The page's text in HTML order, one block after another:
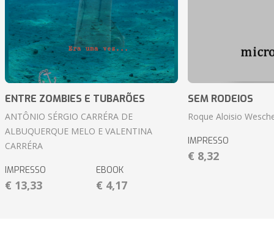
ENTRE ZOMBIES E TUBARÕES
ANTÔNIO SÉRGIO CARRÉRA DE
ALBUQUERQUE MELO E VALENTINA
CARRÉRA
IMPRESSO
€ 13,33
EBOOK
€ 4,17
SEM RODEIOS
Roque Aloisio
IMPRESSO
€ 8,32